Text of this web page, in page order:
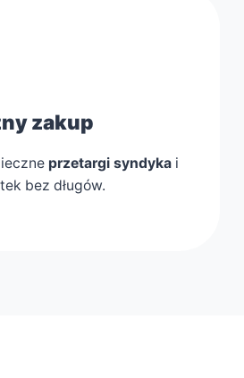
zakup
przetargi syndyka i
bez długów.